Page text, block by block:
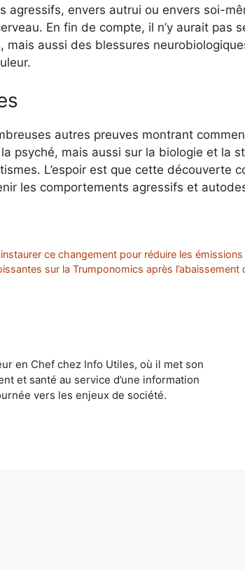
agressifs, envers autrui ou envers soi-
En fin de compte, il n’y aurait pas
mais aussi des blessures
autres preuves montrant
psyché, mais aussi sur la biologie et la
L’espoir est que cette découverte
les comportements agressifs et
ce changement pour réduire les
sur la Trumponomics après
en Chef chez Info Utiles, où il met son
et santé au service d’une information
vers les enjeux de société.